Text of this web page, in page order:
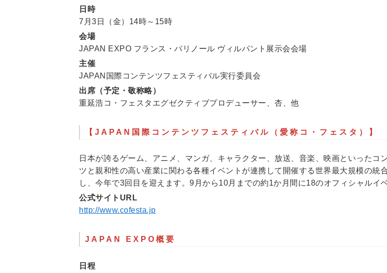
日時
7月3日（金）14時～15時
会場
JAPAN EXPO フランス・パリノール ヴィルパント展示会会場
主催
JAPAN国際コンテンツフェスティバル実行委員会
出席（予定・敬称略）
重延浩コ・フェスタエグゼクティブプロデューサー、杏、他
【JAPAN国際コンテンツフェスティバル（愛称コ・フェスタ）】
日本が誇るゲーム、アニメ、マンガ、キャラクター、放送、音楽、映画といったコ
ツと親和性の高い産業に関わる各種イベントが連携して開催する世界最大規模の統
し、今年で3回目を迎えます。9月から10月までの約1か月間に18のオフィシャルイ
公式サイトURL
http://www.cofesta.jp
JAPAN EXPO概要
日程